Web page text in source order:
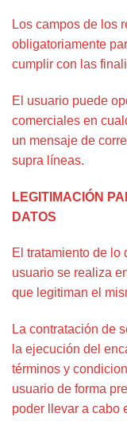
Los campos de los
obligatoriamente
cumplir con las
El usuario puede
comerciales en
un mensaje de
supra líneas.
LEGITIMACIÓN
DATOS
El tratamiento de lo
usuario se realiza
que legitiman el
La contratación de
la ejecución del
términos y
usuario de forma
poder llevar a cabo